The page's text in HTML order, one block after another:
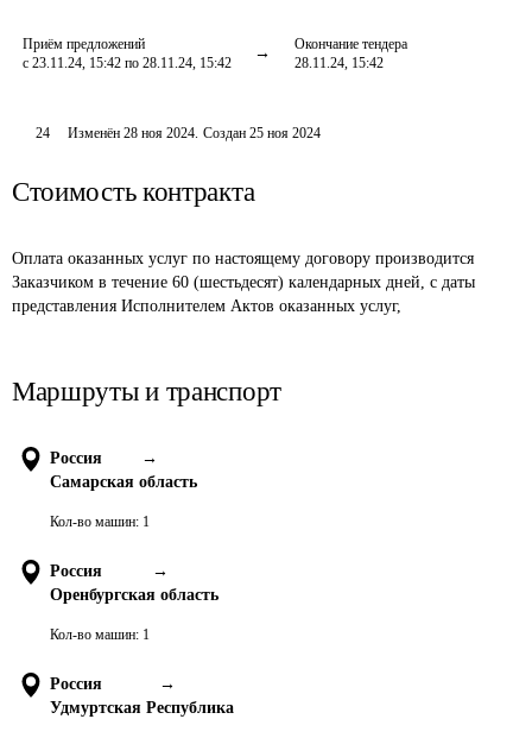
Приём предложений
с 23.11.24, 15:42 по 28.11.24, 15:42
Окончание тендера
28.11.24, 15:42
24 Изменён28 ноя 2024. Создан 25 ноя 2024
Стоимость контракта
Оплата оказанных услуг по настоящему договору производится
Заказчиком в течение 60 (шестьдесят) календарных дней, с даты
представления Исполнителем Актов оказанных услуг,
Маршруты и транспорт
Россия
→
Самарская область
Кол-во машин: 1
Россия
→
Оренбургская область
Кол-во машин: 1
Россия
→
Удмуртская Республика